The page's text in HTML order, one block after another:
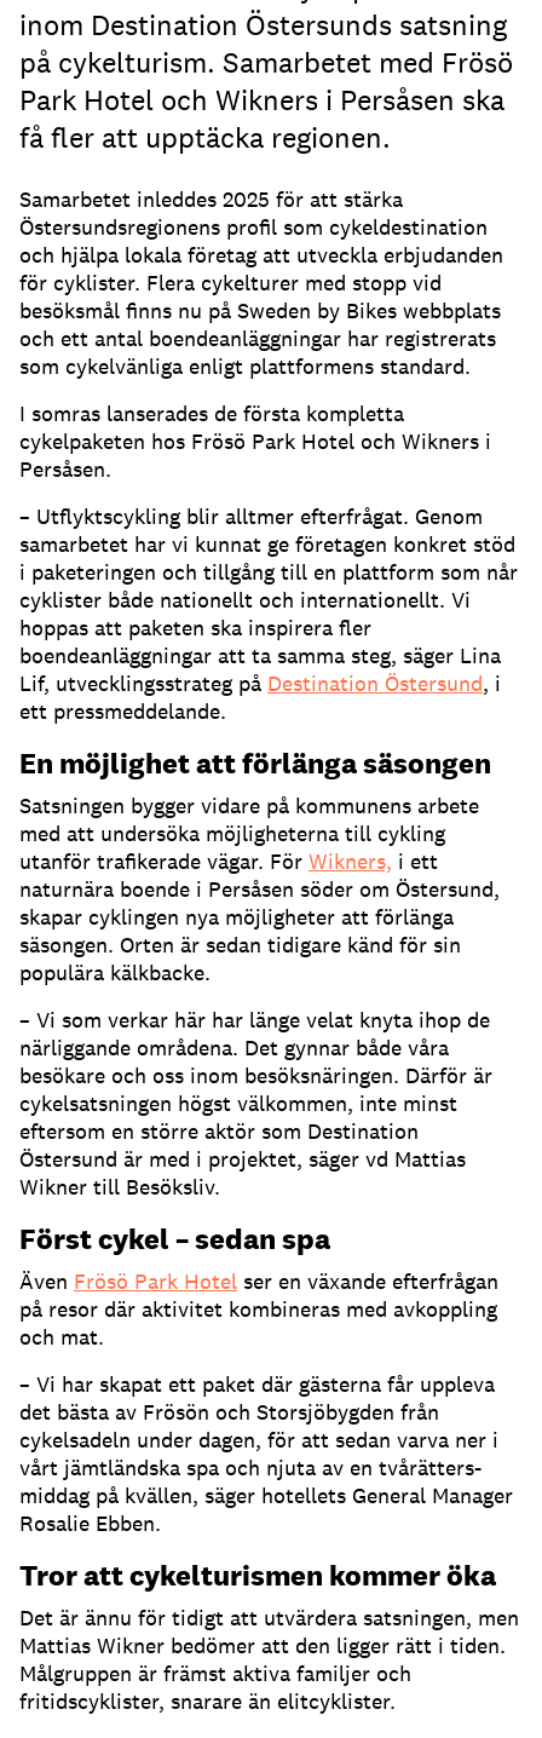
inom Destination Östersunds satsning
på cykelturism. Samarbetet med Frösö
Park Hotel och Wikners i Persåsen ska
få fler att upptäcka regionen.
Samarbetet inleddes 2025 för att stärka
Östersundsregionens profil som cykeldestination
och hjälpa lokala företag att utveckla erbjudanden
för cyklister. Flera cykelturer med stopp vid
besöksmål finns nu på Sweden by Bikes webbplats
och ett antal boendeanläggningar har registrerats
som cykelvänliga enligt plattformens standard.
I somras lanserades de första kompletta
cykelpaketen hos Frösö Park Hotel och Wikners i
Persåsen.
– Utflyktscykling blir alltmer efterfrågat. Genom
samarbetet har vi kunnat ge företagen konkret stöd
i paketeringen och tillgång till en plattform som når
cyklister både nationellt och internationellt. Vi
hoppas att paketen ska inspirera fler
boendeanläggningar att ta samma steg, säger Lina
Lif, utvecklingsstrateg på Destination Östersund, i
ett pressmeddelande.
En möjlighet att förlänga säsongen
Satsningen bygger vidare på kommunens arbete
med att undersöka möjligheterna till cykling
utanför trafikerade vägar. För Wikners, i ett
naturnära boende i Persåsen söder om Östersund,
skapar cyklingen nya möjligheter att förlänga
säsongen. Orten är sedan tidigare känd för sin
populära kälkbacke.
– Vi som verkar här har länge velat knyta ihop de
närliggande områdena. Det gynnar både våra
besökare och oss inom besöksnäringen. Därför är
cykelsatsningen högst välkommen, inte minst
eftersom en större aktör som Destination
Östersund är med i projektet, säger vd Mattias
Wikner till Besöksliv.
Först cykel – sedan spa
Även Frösö Park Hotel ser en växande efterfrågan
på resor där aktivitet kombineras med avkoppling
och mat.
– Vi har skapat ett paket där gästerna får uppleva
det bästa av Frösön och Storsjöbygden från
cykelsadeln under dagen, för att sedan varva ner i
vårt jämtländska spa och njuta av en tvårätters-
middag på kvällen, säger hotellets General Manager
Rosalie Ebben.
Tror att cykelturismen kommer öka
Det är ännu för tidigt att utvärdera satsningen, men
Mattias Wikner bedömer att den ligger rätt i tiden.
Målgruppen är främst aktiva familjer och
fritidscyklister, snarare än elitcyklister.